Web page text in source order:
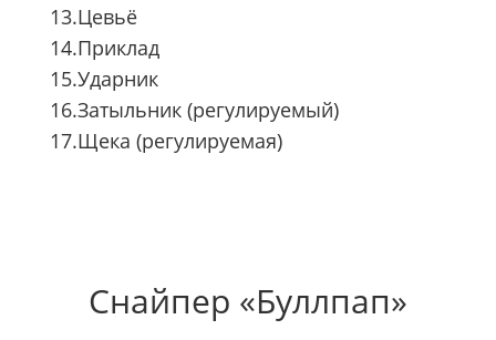
13.Цевьё
14.Приклад
15.Ударник
16.Затыльник (регулируемый)
17.Щека (регулируемая)
Снайпер «Буллпап»